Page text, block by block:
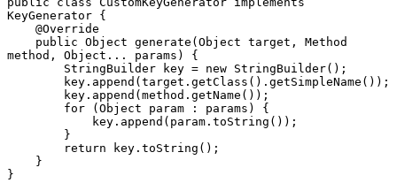
KeyGenerator {
    @Override
method, Object... params) {
        StringBuilder key = new StringBuilder();
        key.append(target.getClass().getSimpleName());
        key.append(method.getName());
        for (Object param : params) {
            key.append(param.toString());
        }
        return key.toString();
    }
}